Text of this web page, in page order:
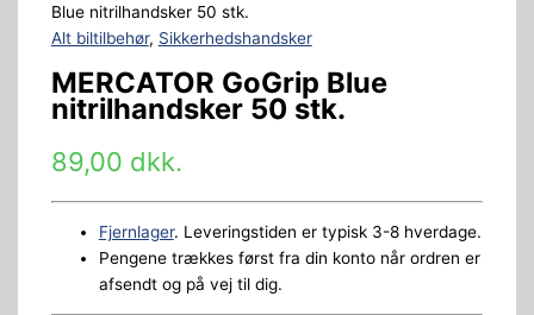
Blue nitrilhandsker 50 stk.
Alt biltilbehør, Sikkerhedshandsker
MERCATOR GoGrip Blue
nitrilhandsker 50 stk.
89,00 dkk.
Fjernlager. Leveringstiden er typisk 3-8 hverdage.
Pengene trækkes først fra din konto når ordren er
afsendt og på vej til dig.